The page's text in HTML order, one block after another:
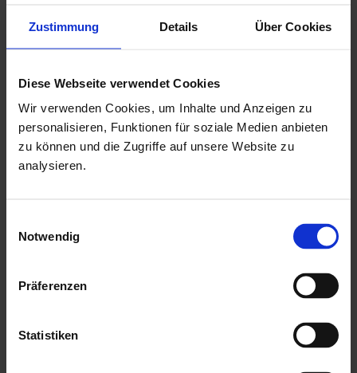
Zustimmung Details Über Cookies
Diese Webseite verwendet Cookies
Wir verwenden Cookies, um Inhalte und Anzeigen zu
personalisieren, Funktionen für soziale Medien anbieten
zu können und die Zugriffe auf unsere Website zu
analysieren.
Notwendig
Präferenzen
Statistiken
cm, hinten 20 cm Bemaßung: Firsthöhe 245,1 cm,
Seitenwand 193,8 cm , Fenster: 2 feststehende
185,0 cm, mit Lichtausschnitt mit Sprossen
Dachbelag: Bitumen-Dachbelag zur Ersteindeckung